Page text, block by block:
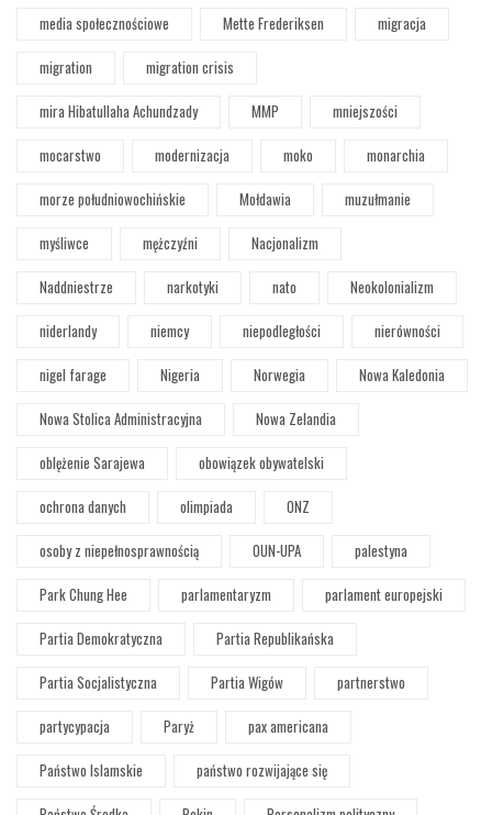
media społecznościowe
Mette Frederiksen
migracja
migration
migration crisis
mira Hibatullaha Achundzady
MMP
mniejszości
mocarstwo
modernizacja moko
monarchia
morze południowochińskie
Mołdawia
muzułmanie
myśliwce
mężczyźni
Nacjonalizm
Naddniestrze
narkotyki nato
Neokolonializm
niderlandy
niemcy niepodległości
nierówności
nigel farage
Nigeria Norwegia
Nowa Kaledonia
Nowa Stolica Administracyjna
Nowa Zelandia
oblężenie Sarajewa
obowiązek obywatelski
ochrona danych
olimpiada
ONZ
osoby z niepełnosprawnością
OUN-UPA
palestyna
Park Chung Hee
parlamentaryzm
parlament europejski
Partia Demokratyczna
Partia Republikańska
Partia Socjalistyczna
Partia Wigów
partnerstwo
partycypacja
Paryż
pax americana
Państwo Islamskie
państwo rozwijające się